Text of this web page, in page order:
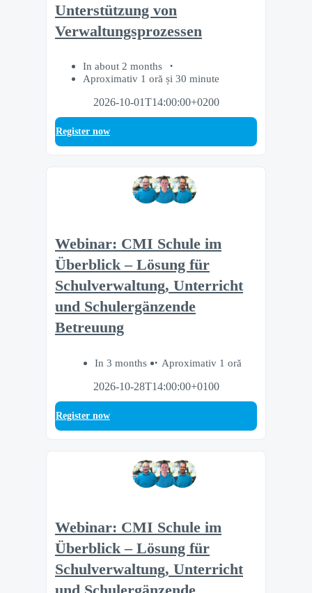
Unterstützung von
Verwaltungsprozessen
In about 2 months
Aproximativ 1 oră și 30 minute
2026-10-01T14:00:00+0200
Register now
Webinar: CMI Schule im
Überblick – Lösung für
Schulverwaltung, Unterricht
und Schulergänzende
Betreuung
In 3 months
Aproximativ 1 oră
2026-10-28T14:00:00+0100
Register now
Webinar: CMI Schule im
Überblick – Lösung für
Schulverwaltung, Unterricht